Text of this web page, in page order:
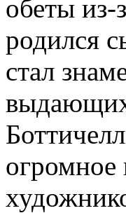
обеты
родился
стал
огромное